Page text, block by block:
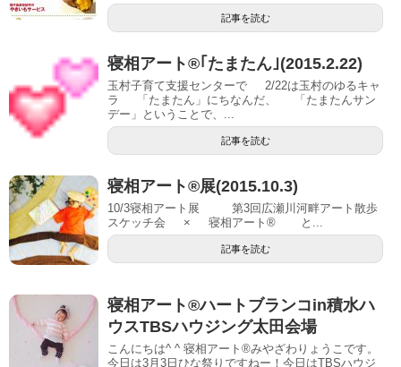
記事を読む
寝相アート®｢たまたん｣(2015.2.22)
玉村子育て支援センターで 2/22は玉村のゆるキャ
ラ 「たまたん」にちなんだ、 「たまたんサン
デー」ということで、...
記事を読む
寝相アート®展(2015.10.3)
10/3寝相アート展 第3回広瀬川河畔アート散歩
スケッチ会 × 寝相アート® と...
記事を読む
寝相アート®︎ハートブランコin積水ハ
ウスTBSハウジング太田会場
こんにちは^ ^ 寝相アート®︎みやざわりょうこです。
今日は3月3日ひな祭りですねー！今日はTBSハウジ